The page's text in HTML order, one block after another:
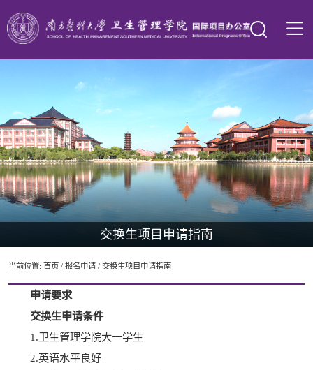
交换生项目申请指南
当前位置: 首页/ 报名申请/ 交换生项目申请指南
申请要求
交换生申请条件
1.卫生管理学院大一学生
2.英语水平良好